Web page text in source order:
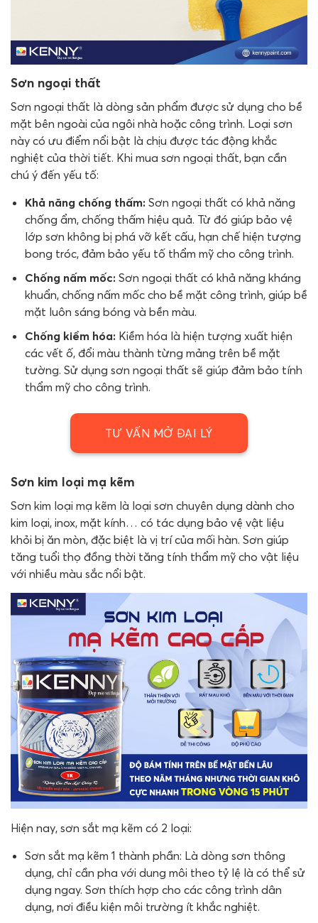
Sơn ngoại thất
Sơn ngoại thất là dòng sản phẩm được sử dụng cho bề
mặt bên ngoài của ngôi nhà hoặc công trình. Loại sơn
này có ưu điểm nổi bật là chịu được tác động khắc
nghiệt của thời tiết. Khi mua sơn ngoại thất, bạn cần
chú ý đến yếu tố:
Khả năng chống thấm: Sơn ngoại thất có khả năng
chống ẩm, chống thấm hiệu quả. Từ đó giúp bảo vệ
lớp sơn không bị phá vỡ kết cấu, hạn chế hiện tượng
bong tróc, đảm bảo yếu tố thẩm mỹ cho công trình.
Chống nấm mốc: Sơn ngoại thất có khả năng kháng
khuẩn, chống nấm mốc cho bề mặt công trình, giúp bề
mặt luôn sáng bóng và bền màu.
Chống kiềm hóa: Kiềm hóa là hiện tượng xuất hiện
các vết ố, đổi màu thành từng mảng trên bề mặt
tường. Sử dụng sơn ngoại thất sẽ giúp đảm bảo tính
thẩm mỹ cho công trình.
TƯ VẤN MỞ ĐẠI LÝ
Sơn kim loại mạ kẽm
Sơn kim loại mạ kẽm là loại sơn chuyên dụng dành cho
kim loại, inox, mặt kính… có tác dụng bảo vệ vật liệu
khỏi bị ăn mòn, đặc biệt là vị trí của mối hàn. Sơn giúp
tăng tuổi thọ đồng thời tăng tính thẩm mỹ cho vật liệu
với nhiều màu sắc nổi bật.
Hiện nay, sơn sắt mạ kẽm có 2 loại:
Sơn sắt mạ kẽm 1 thành phần: Là dòng sơn thông
dụng, chỉ cần pha với dung môi theo tỷ lệ là có thể sử
dụng ngay. Sơn thích hợp cho các công trình dân
dụng, nơi điều kiện môi trường ít khắc nghiệt.